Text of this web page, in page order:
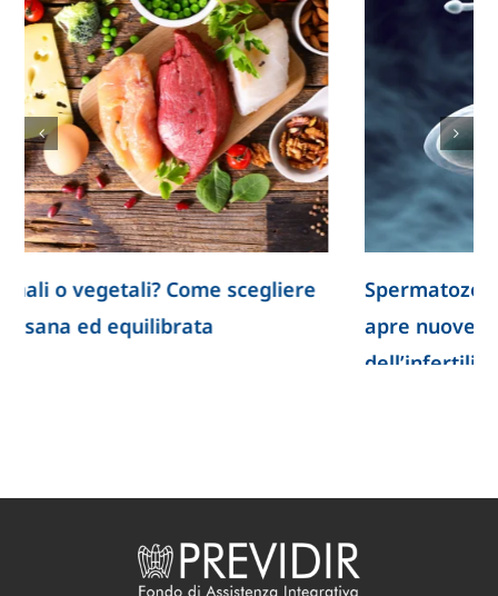
Spermatozoi creati in laboratorio: la ricerca
apre nuove prospettive per lo studio